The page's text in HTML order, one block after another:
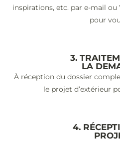
inspirations, etc. par e-mail
pour
3.
LA
À réception du dossier
le projet d’extérieur
4.